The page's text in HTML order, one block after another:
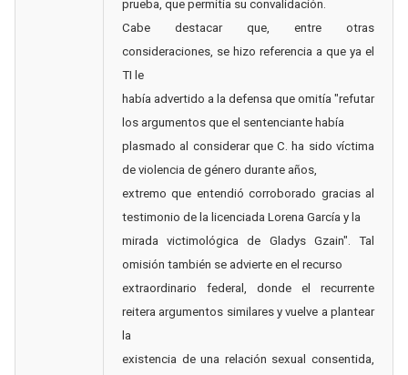
prueba, que permitía su convalidación.
Cabe destacar que, entre otras
consideraciones, se hizo referencia a que ya el
TI le
había advertido a la defensa que omitía "refutar
los argumentos que el sentenciante había
plasmado al considerar que C. ha sido víctima
de violencia de género durante años,
extremo que entendió corroborado gracias al
testimonio de la licenciada Lorena García y la
mirada victimológica de Gladys Gzain". Tal
omisión también se advierte en el recurso
extraordinario federal, donde el recurrente
reitera argumentos similares y vuelve a plantear
la
existencia de una relación sexual consentida,